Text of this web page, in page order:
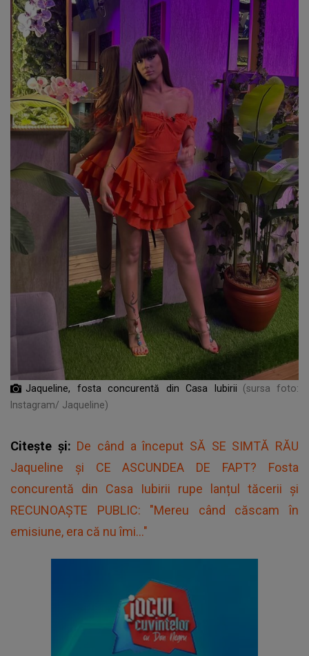
Jaqueline, fosta concurentă din Casa Iubirii
(sursa foto:
Instagram/ Jaqueline)
Citește și: De când a început SĂ SE SIMTĂ RĂU
Jaqueline și CE ASCUNDEA DE FAPT? Fosta
concurentă din Casa Iubirii rupe lanțul tăcerii și
RECUNOAȘTE PUBLIC: "Mereu când căscam în
emisiune, era că nu îmi..."